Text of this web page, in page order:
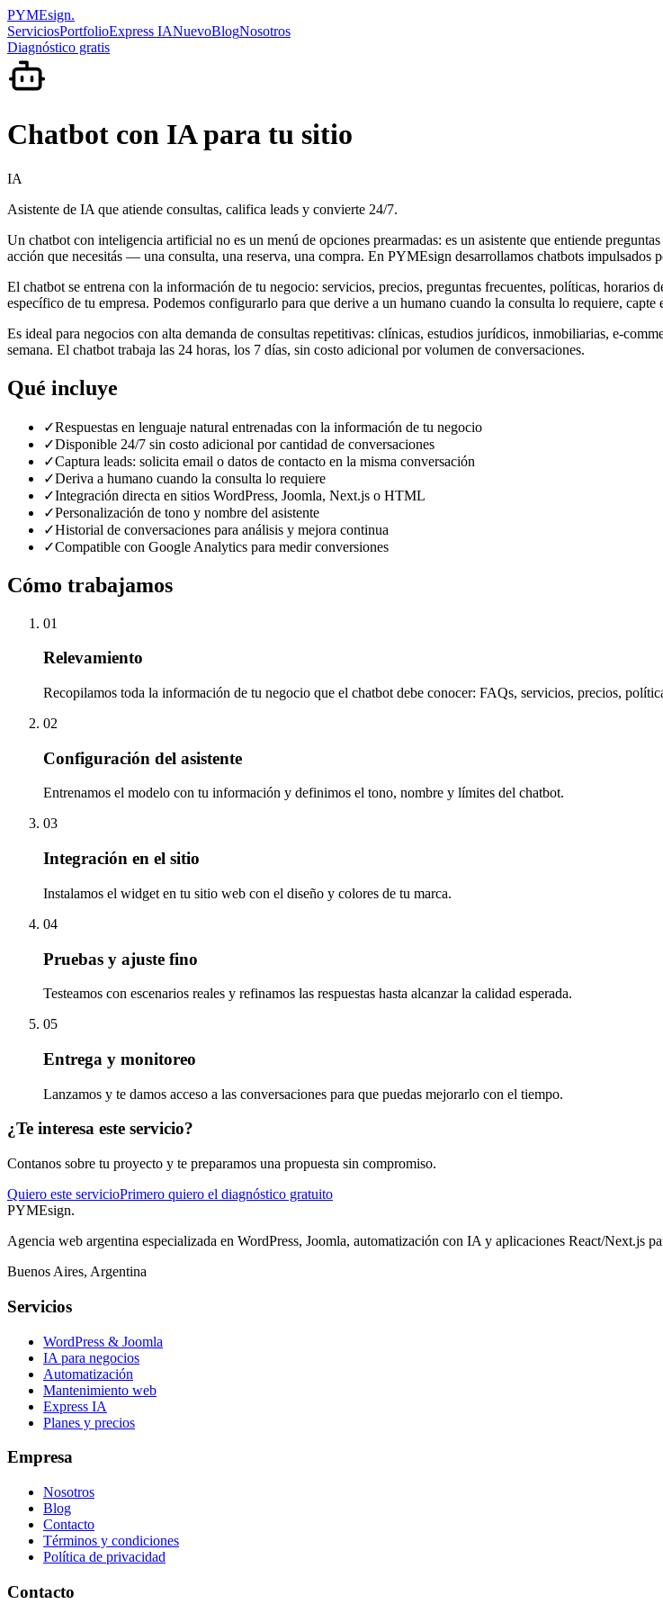
PYMEsign.
ServiciosPortfolioExpress IANuevoBlogNosotros
Diagnóstico gratis
Chatbot con IA para tu sitio
IA
Asistente de IA que atiende consultas, califica leads y convierte 24/7.
Un chatbot con inteligencia artificial no es un menú de opciones prearmadas: es un asistente que entiende
acción que necesitás — una consulta, una reserva, una compra. En PYMEsign desarrollamos chatbots
El chatbot se entrena con la información de tu negocio: servicios, precios, preguntas frecuentes, políticas,
específico de tu empresa. Podemos configurarlo para que derive a un humano cuando la consulta lo requiere,
Es ideal para negocios con alta demanda de consultas repetitivas: clínicas, estudios jurídicos, inmobiliarias, e-
semana. El chatbot trabaja las 24 horas, los 7 días, sin costo adicional por volumen de conversaciones.
Qué incluye
✓Respuestas en lenguaje natural entrenadas con la información de tu negocio
✓Disponible 24/7 sin costo adicional por cantidad de conversaciones
✓Captura leads: solicita email o datos de contacto en la misma conversación
✓Deriva a humano cuando la consulta lo requiere
✓Integración directa en sitios WordPress, Joomla, Next.js o HTML
✓Personalización de tono y nombre del asistente
✓Historial de conversaciones para análisis y mejora continua
✓Compatible con Google Analytics para medir conversiones
Cómo trabajamos
01
Relevamiento
Recopilamos toda la información de tu negocio que el chatbot debe conocer: FAQs, servicios, precios,
02
Configuración del asistente
Entrenamos el modelo con tu información y definimos el tono, nombre y límites del chatbot.
03
Integración en el sitio
Instalamos el widget en tu sitio web con el diseño y colores de tu marca.
04
Pruebas y ajuste fino
Testeamos con escenarios reales y refinamos las respuestas hasta alcanzar la calidad esperada.
05
Entrega y monitoreo
Lanzamos y te damos acceso a las conversaciones para que puedas mejorarlo con el tiempo.
¿Te interesa este servicio?
Contanos sobre tu proyecto y te preparamos una propuesta sin compromiso.
Quiero este servicioPrimero quiero el diagnóstico gratuito
PYMEsign.
Agencia web argentina especializada en WordPress, Joomla, automatización con IA y aplicaciones React/Next.js
Buenos Aires, Argentina
Servicios
WordPress & Joomla
IA para negocios
Automatización
Mantenimiento web
Express IA
Planes y precios
Empresa
Nosotros
Blog
Contacto
Términos y condiciones
Política de privacidad
Contacto